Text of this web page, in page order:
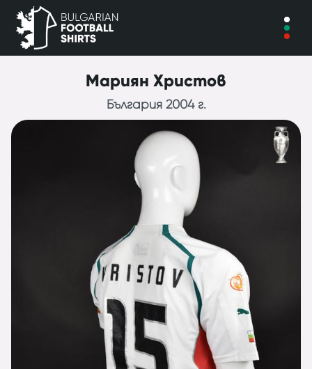
Мариян Христов
България 2004 г.